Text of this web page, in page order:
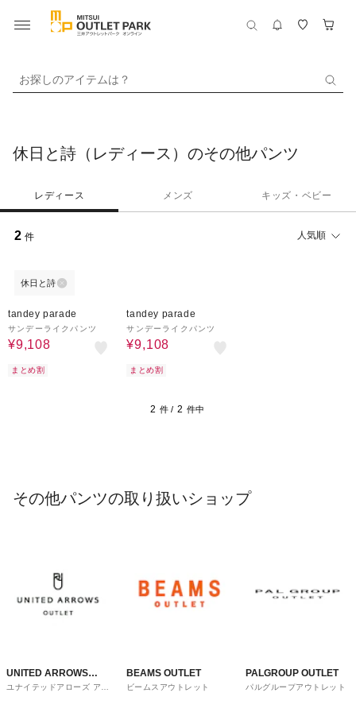
お探しのアイテムは？
休日と詩（レディース）のその他パンツ
レディース メンズ キッズ・ベビー
2 件 人気順
休日と詩
tandey parade
サンデーライクパンツ
¥9,108
まとめ割
tandey parade
サンデーライクパンツ
¥9,108
まとめ割
2 件 / 2 件中
その他パンツの取り扱いショップ
UNITED ARROWS
OUTLET
ユナイテッドアローズ アウ
BEAMS OUTLET
ビームスアウトレット
PALGROUP OUTLET
パルグループアウトレット